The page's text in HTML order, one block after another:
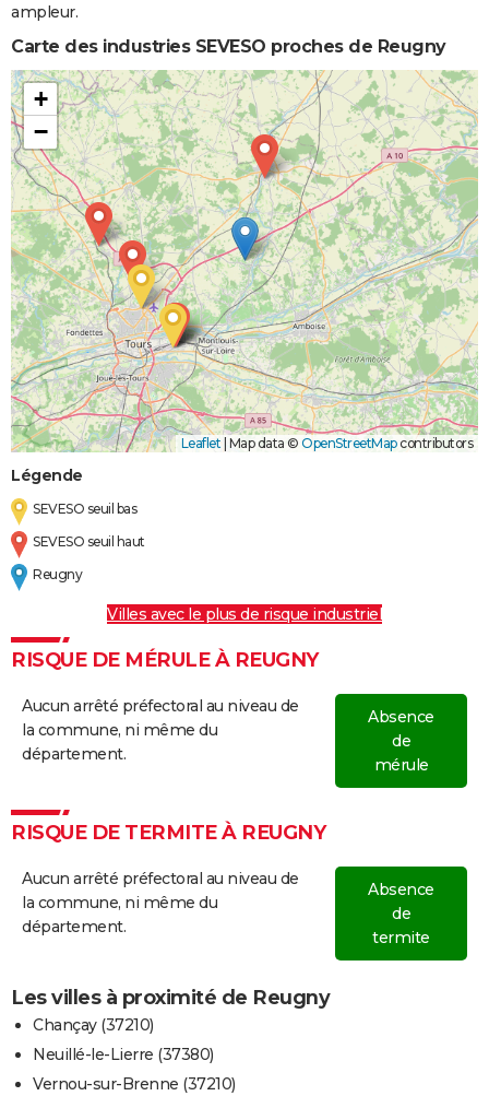
ampleur.
Carte des industries SEVESO proches de Reugny
+
−
Leaflet Map data © OpenStreetMapcontributors
Légende
SEVESO seuil bas
SEVESO seuil haut
Reugny
Villes avec le plus de risque industriel
RISQUE DE MÉRULE À REUGNY
Aucun arrêté préfectoral au niveau de
la commune, ni même du
département.
Absence
de
mérule
RISQUE DE TERMITE À REUGNY
Aucun arrêté préfectoral au niveau de
la commune, ni même du
département.
Absence
de
termite
Les villes à proximité de Reugny
Chançay (37210)
Neuillé-le-Lierre (37380)
Vernou-sur-Brenne (37210)